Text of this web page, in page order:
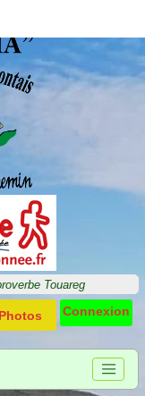
Touareg
Photos Connexion